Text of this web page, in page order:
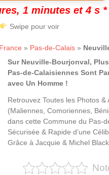
1 minutes et 3 s *
Swipe pour voir
» Pas-de-Calais »
Sur Neuville-Bourjonval,
Pas-de-Calaisiennes Sont
avec Un Homme !
Retrouvez Toutes les Photos &
(Maliennes, Comoriennes,
dans cette Commune du Pas-
Sécurisée & Rapide d’une
Grâce à Jacquie & Michel